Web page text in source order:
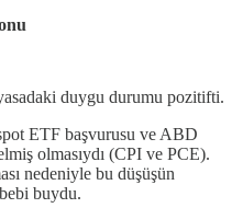
duygu durumu pozitifti.
ETF başvurusu ve ABD
olmasıydı (CPI ve PCE).
nedeniyle bu düşüşün
buydu.